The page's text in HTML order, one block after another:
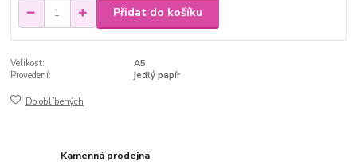
Přidat do košíku
Velikost:
A5
Provedení:
jedlý papír
Do oblíbených
Kamenná prodejna